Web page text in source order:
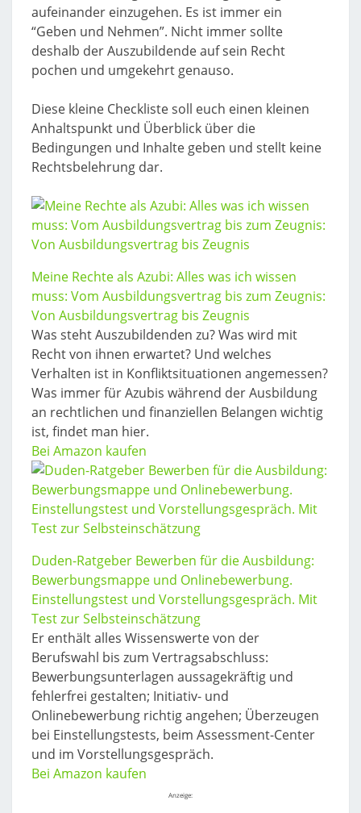
aufeinander einzugehen. Es ist immer ein
“Geben und Nehmen”. Nicht immer sollte
deshalb der Auszubildende auf sein Recht
pochen und umgekehrt genauso.
Diese kleine Checkliste soll euch einen kleinen
Anhaltspunkt und Überblick über die
Bedingungen und Inhalte geben und stellt keine
Rechtsbelehrung dar.
Meine Rechte als Azubi: Alles was ich wissen
muss: Vom Ausbildungsvertrag bis zum Zeugnis:
Von Ausbildungsvertrag bis Zeugnis
Was steht Auszubildenden zu? Was wird mit
Recht von ihnen erwartet? Und welches
Verhalten ist in Konfliktsituationen angemessen?
Was immer für Azubis während der Ausbildung
an rechtlichen und finanziellen Belangen wichtig
ist, findet man hier.
Bei Amazon kaufen
Duden-Ratgeber Bewerben für die Ausbildung:
Bewerbungsmappe und Onlinebewerbung.
Einstellungstest und Vorstellungsgespräch. Mit
Test zur Selbsteinschätzung
Er enthält alles Wissenswerte von der
Berufswahl bis zum Vertragsabschluss:
Bewerbungsunterlagen aussagekräftig und
fehlerfrei gestalten; Initiativ- und
Onlinebewerbung richtig angehen; Überzeugen
bei Einstellungstests, beim Assessment-Center
und im Vorstellungsgespräch.
Bei Amazon kaufen
Anzeige: